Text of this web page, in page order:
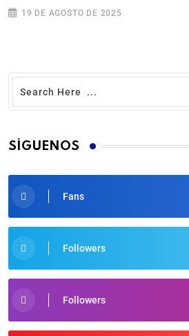
19 DE AGOSTO DE 2025
SÍGUENOS
Fans
Followers
Followers